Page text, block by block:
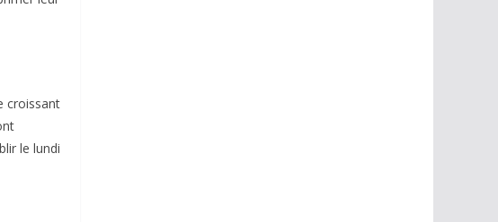
croissant
le lundi